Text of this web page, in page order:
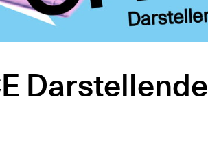
Darstellende